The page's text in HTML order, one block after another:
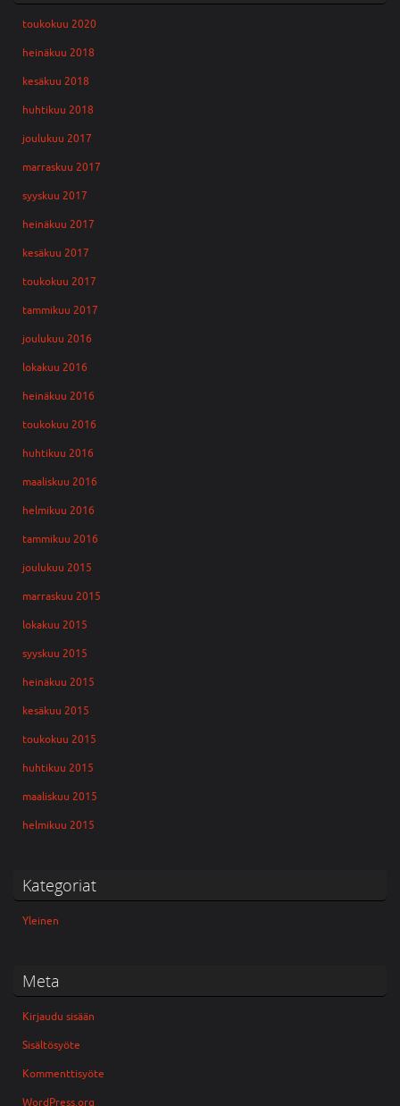
toukokuu 2020
heinäkuu 2018
kesäkuu 2018
huhtikuu 2018
joulukuu 2017
marraskuu 2017
syyskuu 2017
heinäkuu 2017
kesäkuu 2017
toukokuu 2017
tammikuu 2017
joulukuu 2016
lokakuu 2016
heinäkuu 2016
toukokuu 2016
huhtikuu 2016
maaliskuu 2016
helmikuu 2016
tammikuu 2016
joulukuu 2015
marraskuu 2015
lokakuu 2015
syyskuu 2015
heinäkuu 2015
kesäkuu 2015
toukokuu 2015
huhtikuu 2015
maaliskuu 2015
helmikuu 2015
Kategoriat
Yleinen
Meta
Kirjaudu sisään
Sisältösyöte
Kommenttisyöte
WordPress.org